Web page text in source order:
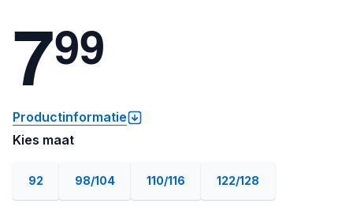
799
Productinformatie
Kies maat
92 98/104 110/116 122/128